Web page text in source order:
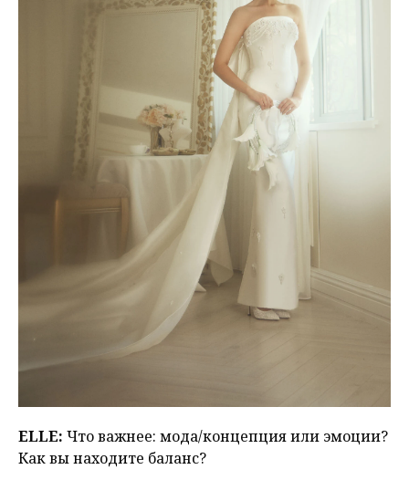
ЕLLE: Что важнее: мода/концепция или эмоции?
Как вы находите баланс?